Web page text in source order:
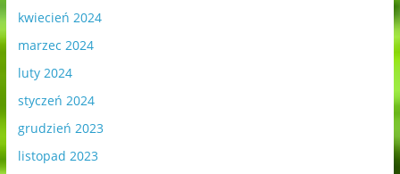
kwiecień 2024
marzec 2024
luty 2024
styczeń 2024
grudzień 2023
listopad 2023